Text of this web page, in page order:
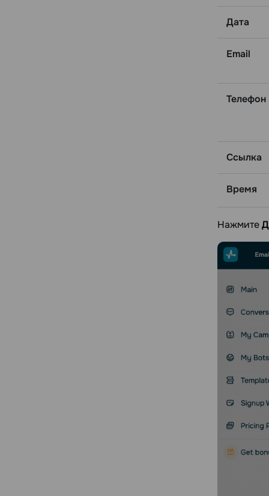
Дата
Email
Телефон
Ссылка
Время
Нажмите